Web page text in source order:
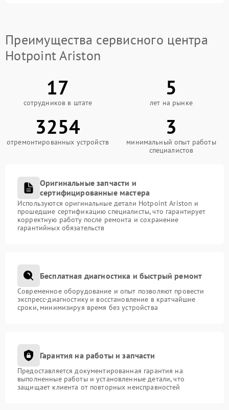
Преимущества сервисного центра
Hotpoint Ariston
17
сотрудников в штате
5
лет на рынке
3254
отремонтированных устройств
3
минимальный опыт работы
специалистов
Оригинальные запчасти и
сертифицированные мастера
Используются оригинальные детали Hotpoint Ariston и
прошедшие сертификацию специалисты, что гарантирует
корректную работу после ремонта и сохранение
гарантийных обязательств
Бесплатная диагностика и быстрый ремонт
Современное оборудование и опыт позволяют провести
экспресс-диагностику и восстановление в кратчайшие
сроки, минимизируя время без устройства
Гарантия на работы и запчасти
Предоставляется документированная гарантия на
выполненные работы и установленные детали, что
защищает клиента от повторных неисправностей